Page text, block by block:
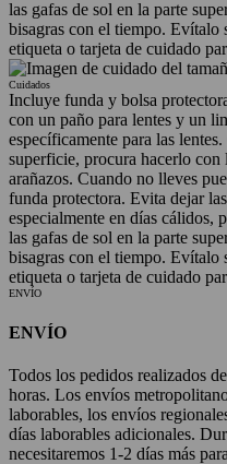
las gafas de sol en la parte
bisagras con el tiempo. Evítalo
etiqueta o tarjeta de cuidado
Cuidados
Incluye funda y bolsa
con un paño para lentes y un
específicamente para las
superficie, procura hacerlo con
arañazos. Cuando no lleves
funda protectora. Evita dejar
especialmente en días cálidos,
las gafas de sol en la parte
bisagras con el tiempo. Evítalo
etiqueta o tarjeta de cuidado
ENVÍO
ENVÍO
Todos los pedidos realizados
horas. Los envíos
laborables, los envíos
días laborables adicionales.
necesitaremos 1-2 días más